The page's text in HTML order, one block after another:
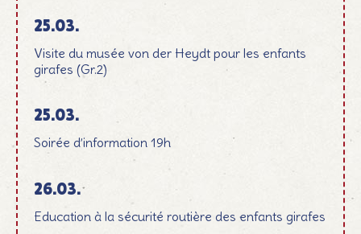
25.03.
Visite du musée von der Heydt pour les enfants
girafes (Gr.2)
25.03.
Soirée d’information 19h
26.03.
Education à la sécurité routière des enfants girafes